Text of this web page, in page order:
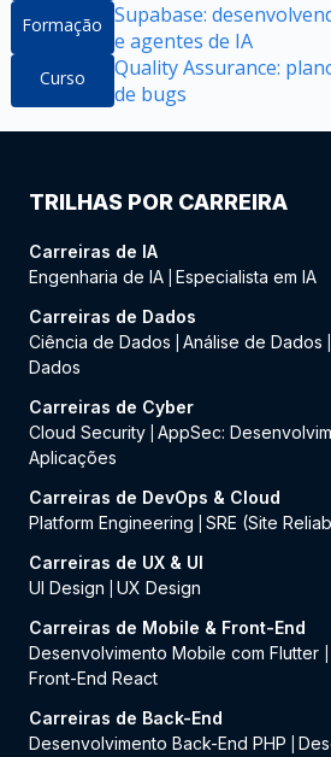
Formação Supabase:
e agentes de IA
Curso
Quality Assurance:
de bugs
TRILHAS POR CARREIRA
Carreiras de IA
Engenharia de IA Especialista em IA
Carreiras de Dados
Ciência de Dados
Análise de Dados
Dados
Carreiras de Cyber
Cloud Security AppSec:
Aplicações
Carreiras de DevOps & Cloud
Platform Engineering
SRE (Site
Carreiras de UX & UI
UI Design
UX Design
Carreiras de Mobile & Front-End
Desenvolvimento Mobile com Flutter
Front-End React
Carreiras de Back-End
Desenvolvimento Back-End PHP